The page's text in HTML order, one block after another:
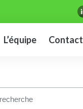
L’équipe Contact